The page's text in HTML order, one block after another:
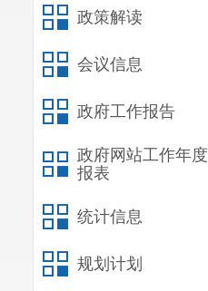
政策解读
会议信息
政府工作报告
政府网站工作年度
报表
统计信息
规划计划